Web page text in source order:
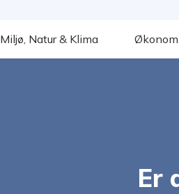
Miljø, Natur & Klima
Er